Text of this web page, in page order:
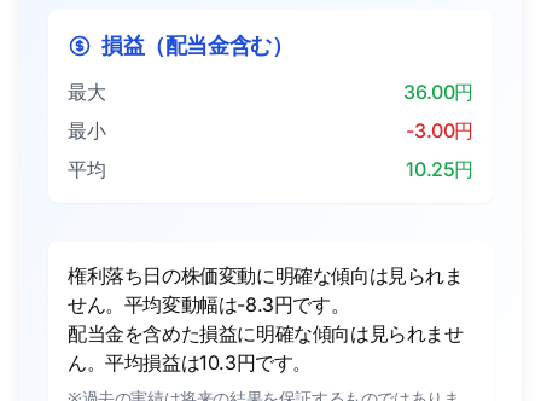
損益（配当金含む）
最大
36.00円
最小
-3.00円
平均
10.25円
権利落ち日の株価変動に明確な傾向は見られま
せん。平均変動幅は-8.3円です。
配当金を含めた損益に明確な傾向は見られませ
ん。平均損益は10.3円です。